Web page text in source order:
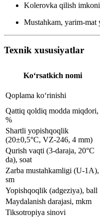
Kolerovka qilish
Mustahkam, yarim-
Texnik xususiyatlar
Ko‘rsatkich nomi
Qoplama ko‘rinishi
Qattiq qoldiq modda miqdori,
%
Shartli yopishqoqlik
(20±0,5°C, VZ-246, 4 mm)
Qurish vaqti (3-daraja, 20°C
da), soat
Zarba mustahkamligi (U-1A),
sm
Yopishqoqlik (adgeziya), ball
Maydalanish darajasi, mkm
Tiksotropiya sinovi